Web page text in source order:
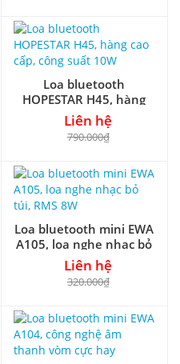
Loa bluetooth
HOPESTAR H45, hàng
cao cấp, công suất 10W
Liên hệ
790.000₫
Loa bluetooth mini EWA
A105, loa nghe nhạc bỏ
túi, RMS 8W
Liên hệ
320.000₫